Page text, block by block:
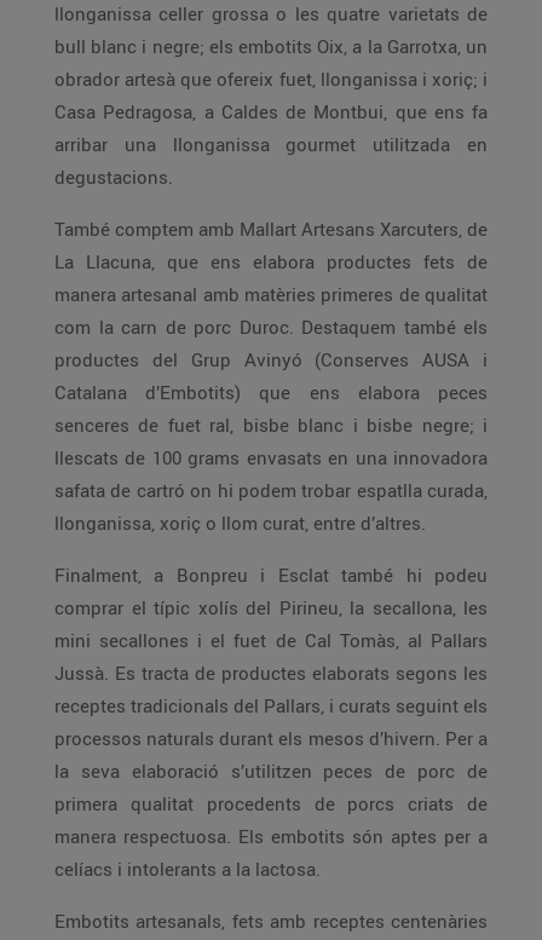
llonganissa celler grossa o les quatre varietats de
bull blanc i negre; els embotits Oix, a la Garrotxa, un
obrador artesà que ofereix fuet, llonganissa i xoriç; i
Casa Pedragosa, a Caldes de Montbui, que ens fa
arribar una llonganissa gourmet utilitzada en
degustacions.
També comptem amb Mallart Artesans Xarcuters, de
La Llacuna, que ens elabora productes fets de
manera artesanal amb matèries primeres de qualitat
com la carn de porc Duroc. Destaquem també els
productes del Grup Avinyó (Conserves AUSA i
Catalana d’Embotits) que ens elabora peces
senceres de fuet ral, bisbe blanc i bisbe negre; i
llescats de 100 grams envasats en una innovadora
safata de cartró on hi podem trobar espatlla curada,
llonganissa, xoriç o llom curat, entre d’altres.
Finalment, a Bonpreu i Esclat també hi podeu
comprar el típic xolís del Pirineu, la secallona, les
mini secallones i el fuet de Cal Tomàs, al Pallars
Jussà. Es tracta de productes elaborats segons les
receptes tradicionals del Pallars, i curats seguint els
processos naturals durant els mesos d’hivern. Per a
la seva elaboració s’utilitzen peces de porc de
primera qualitat procedents de porcs criats de
manera respectuosa. Els embotits són aptes per a
celíacs i intolerants a la lactosa.
Embotits artesanals, fets amb receptes centenàries